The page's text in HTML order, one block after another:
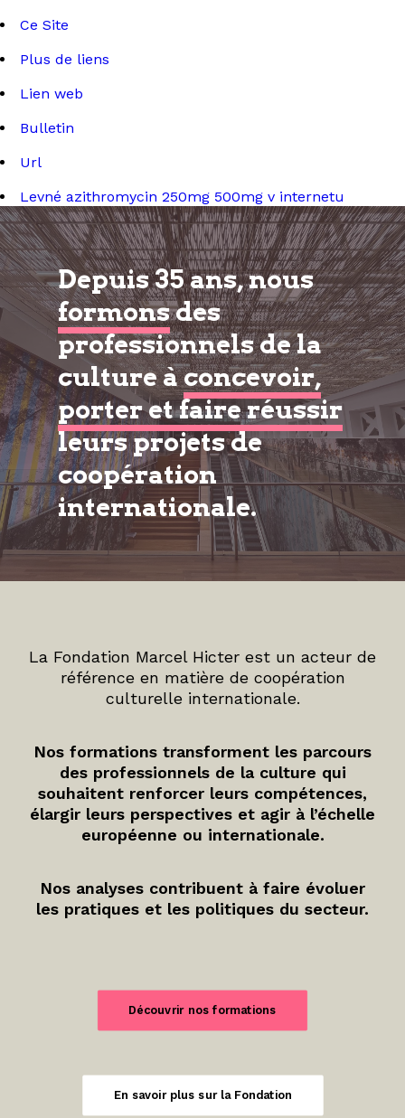
Ce Site
Plus de liens
Lien web
Bulletin
Url
Levné azithromycin 250mg 500mg v internetu
Depuis 35 ans, nous
formonsdes
professionnels de la
culture àconcevoir,
porter et faire réussir
leurs projets de
coopération
internationale.
La Fondation Marcel Hicter est un acteur de
référence en matière de coopération
culturelle internationale.
Nos formations transforment les parcours
des professionnels de la culture qui
souhaitent renforcer leurs compétences,
élargir leurs perspectives et agir à l’échelle
européenne ou internationale.
Nos analyses contribuent à faire évoluer
les pratiques et les politiques du secteur.
Découvrir nos formations
En savoir plus sur la Fondation